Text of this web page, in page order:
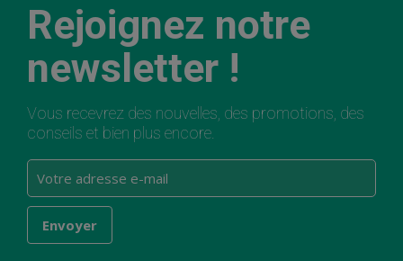
Rejoignez notre
newsletter !
Vous recevrez des nouvelles, des promotions, des
conseils et bien plus encore.